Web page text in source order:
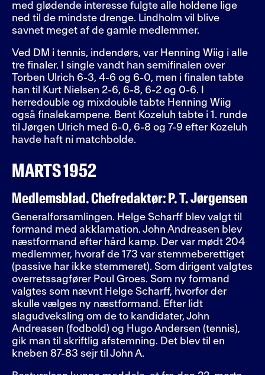
med glødende interesse fulgte alle holdene lige
ned til de mindste drenge. Lindholm vil blive
savnet meget af de gamle medlemmer.
Ved DM i tennis, indendørs, var Henning Wiig i alle
tre finaler. I single vandt han semifinalen over
Torben Ulrich 6-3, 4-6 og 6-0, men i finalen tabte
han til Kurt Nielsen 2-6, 6-8, 6-2 og 0-6. I
herredouble og mixdouble tabte Henning Wiig
også finalekampene. Bent Kozeluh tabte i 1. runde
til Jørgen Ulrich med 6-0, 6-8 og 7-9 efter Kozeluh
havde haft ni matchbolde.
MARTS 1952
Medlemsblad. Chefredaktør: P. T. Jørgensen
Generalforsamlingen. Helge Scharff blev valgt til
formand med akklamation. John Andreasen blev
næstformand efter hård kamp. Der var mødt 204
medlemmer, hvoraf de 173 var stemmeberettiget
(passive har ikke stemmeret). Som dirigent valgtes
overretssagfører Poul Groes. Som ny formand
valgtes som nævnt Helge Scharff, hvorfor der
skulle vælges ny næstformand. Efter lidt
slagudveksling om de to kandidater, John
Andreasen (fodbold) og Hugo Andersen (tennis),
gik man til skriftlig afstemning. Det blev til en
kneben 87-83 sejr til John A.